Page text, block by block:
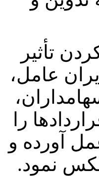
تأثیر
عامل،
را
آورده و
نمود.